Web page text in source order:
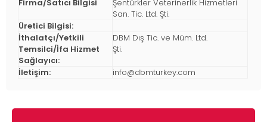
Firma/Satıcı Bilgisi
Şentürkler Veterinerlik Hizmetleri
San. Tic. Ltd. Şti.
Üretici Bilgisi:
İthalatçı/Yetkili
Temsilci/İfa Hizmet
Sağlayıcı:
DBM Dış Tic. ve Müm. Ltd.
Şti.
İletişim: info@dbmturkey.com